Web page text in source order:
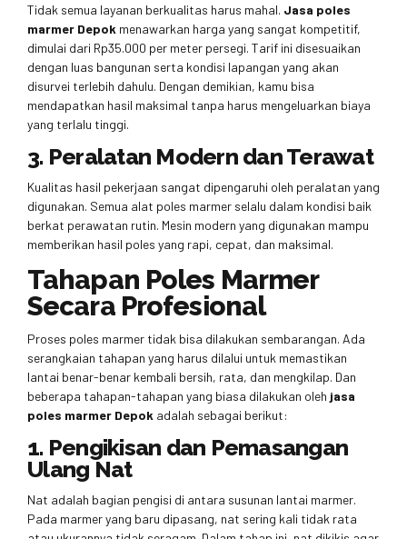
Tidak semua layanan berkualitas harus mahal. Jasa poles
marmer Depok menawarkan harga yang sangat kompetitif,
dimulai dari Rp35.000 per meter persegi. Tarif ini disesuaikan
dengan luas bangunan serta kondisi lapangan yang akan
disurvei terlebih dahulu. Dengan demikian, kamu bisa
mendapatkan hasil maksimal tanpa harus mengeluarkan biaya
yang terlalu tinggi.
3. Peralatan Modern dan Terawat
Kualitas hasil pekerjaan sangat dipengaruhi oleh peralatan yang
digunakan. Semua alat poles marmer selalu dalam kondisi baik
berkat perawatan rutin. Mesin modern yang digunakan mampu
memberikan hasil poles yang rapi, cepat, dan maksimal.
Tahapan Poles Marmer
Secara Profesional
Proses poles marmer tidak bisa dilakukan sembarangan. Ada
serangkaian tahapan yang harus dilalui untuk memastikan
lantai benar-benar kembali bersih, rata, dan mengkilap. Dan
beberapa tahapan-tahapan yang biasa dilakukan oleh jasa
poles marmer Depok adalah sebagai berikut:
1. Pengikisan dan Pemasangan
Ulang Nat
Nat adalah bagian pengisi di antara susunan lantai marmer.
Pada marmer yang baru dipasang, nat sering kali tidak rata